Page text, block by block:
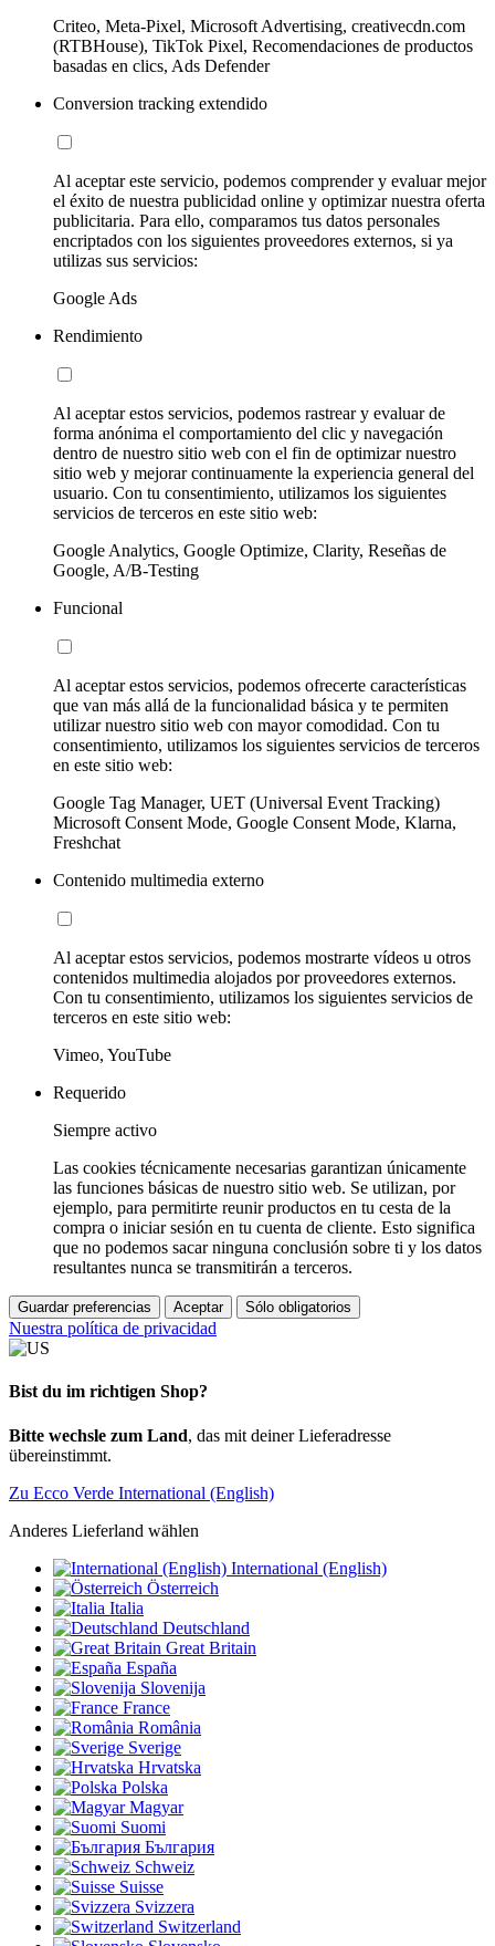
Criteo, Meta-Pixel, Microsoft Advertising, creativecdn.com
(RTBHouse), TikTok Pixel, Recomendaciones de productos
basadas en clics, Ads Defender
Conversion tracking extendido
Al aceptar este servicio, podemos comprender y evaluar mejor
el éxito de nuestra publicidad online y optimizar nuestra oferta
publicitaria. Para ello, comparamos tus datos personales
encriptados con los siguientes proveedores externos, si ya
utilizas sus servicios:
Google Ads
Rendimiento
Al aceptar estos servicios, podemos rastrear y evaluar de
forma anónima el comportamiento del clic y navegación
dentro de nuestro sitio web con el fin de optimizar nuestro
sitio web y mejorar continuamente la experiencia general del
usuario. Con tu consentimiento, utilizamos los siguientes
servicios de terceros en este sitio web:
Google Analytics, Google Optimize, Clarity, Reseñas de
Google, A/B-Testing
Funcional
Al aceptar estos servicios, podemos ofrecerte características
que van más allá de la funcionalidad básica y te permiten
utilizar nuestro sitio web con mayor comodidad. Con tu
consentimiento, utilizamos los siguientes servicios de terceros
en este sitio web:
Google Tag Manager, UET (Universal Event Tracking)
Microsoft Consent Mode, Google Consent Mode, Klarna,
Freshchat
Contenido multimedia externo
Al aceptar estos servicios, podemos mostrarte vídeos u otros
contenidos multimedia alojados por proveedores externos.
Con tu consentimiento, utilizamos los siguientes servicios de
terceros en este sitio web:
Vimeo, YouTube
Requerido
Siempre activo
Las cookies técnicamente necesarias garantizan únicamente
las funciones básicas de nuestro sitio web. Se utilizan, por
ejemplo, para permitirte reunir productos en tu cesta de la
compra o iniciar sesión en tu cuenta de cliente. Esto significa
que no podemos sacar ninguna conclusión sobre ti y los datos
resultantes nunca se transmitirán a terceros.
Guardar preferencias Aceptar Sólo obligatorios
Nuestra política de privacidad
Bist du im richtigen Shop?
Bitte wechsle zum Land, das mit deiner Lieferadresse
übereinstimmt.
Zu Ecco Verde International (English)
Anderes Lieferland wählen
International (English)
Österreich
Italia
Deutschland
Great Britain
España
Slovenija
France
România
Sverige
Hrvatska
Polska
Magyar
Suomi
България
Schweiz
Suisse
Svizzera
Switzerland